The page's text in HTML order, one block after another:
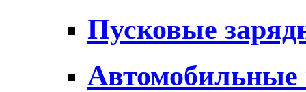
Пусковые